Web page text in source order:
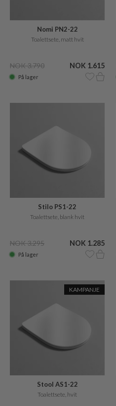
Nomi PN2-22
Toalettsete, matt hvit
NOK 3.790 NOK 1.615
På lager
Stilo PS1-22
Toalettsete, blank hvit
NOK 3.295 NOK 1.285
På lager
KAMPANJE
Stool AS1-22
Toalettsete, hvit